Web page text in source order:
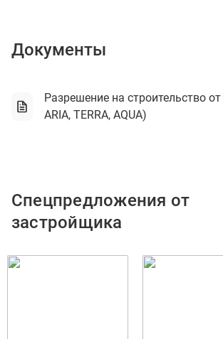
Документы
Разрешение на строительство
ARIA, TERRA, AQUA)
Спецпредложения от
застройщика